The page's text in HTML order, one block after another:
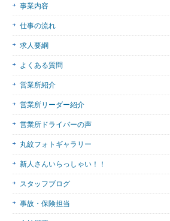
事業内容
仕事の流れ
求人要綱
よくある質問
営業所紹介
営業所リーダー紹介
営業所ドライバーの声
丸紋フォトギャラリー
新人さんいらっしゃい！！
スタッフブログ
事故・保険担当